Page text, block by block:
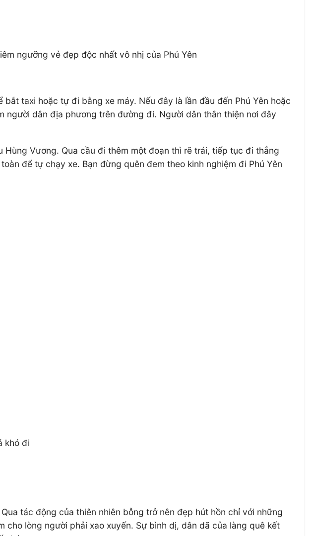
ngưỡng vẻ đẹp độc nhất vô nhị của Phú Yên
taxi hoặc tự đi bằng xe máy. Nếu đây là lần đầu đến Phú Yên hoặc
người dân địa phương trên đường đi. Người dân thân thiện nơi đây
Vương. Qua cầu đi thêm một đoạn thì rẽ trái, tiếp tục đi thẳng
để tự chạy xe. Bạn đừng quên đem theo kinh nghiệm đi Phú Yên
khó đi
tác động của thiên nhiên bỗng trở nên đẹp hút hồn chỉ với những
cho lòng người phải xao xuyến. Sự bình dị, dân dã của làng quê kết